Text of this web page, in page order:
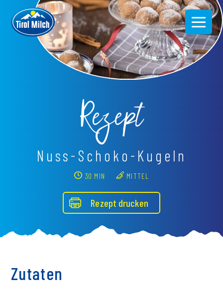
Direkt
zum
Inhalt
Rezept
Nuss-Schoko-Kugeln
30 MIN MITTEL
Rezept drucken
Zutaten